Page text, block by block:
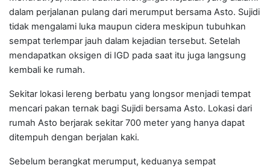
dalam perjalanan pulang dari merumput bersama Asto. Sujidi
tidak mengalami luka maupun cidera meskipun tubuhkan
sempat terlempar jauh dalam kejadian tersebut. Setelah
mendapatkan oksigen di IGD pada saat itu juga langsung
kembali ke rumah.
Sekitar lokasi lereng berbatu yang longsor menjadi tempat
mencari pakan ternak bagi Sujidi bersama Asto. Lokasi dari
rumah Asto berjarak sekitar 700 meter yang hanya dapat
ditempuh dengan berjalan kaki.
Sebelum berangkat merumput, keduanya sempat